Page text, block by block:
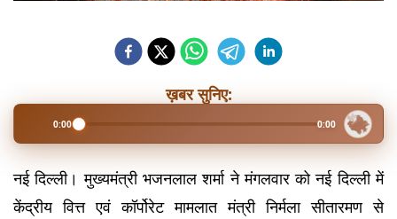
ख़बर सुनिए:
0:00 0:00
नई दिल्ली। मुख्यमंत्री भजनलाल शर्मा ने मंगलवार को नई दिल्ली में
केंद्रीय वित्त एवं कॉर्पोरेट मामलात मंत्री निर्मला सीतारमण से